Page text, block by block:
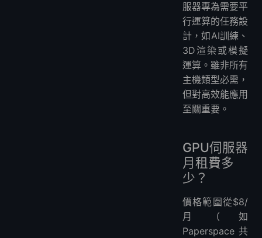
服器專為需要平
行運算的任務設
計，如AI訓練、
3D渲染或模擬
運算。雖非所有
主機類型必需，
但對高效能應用
至關重要。
GPU伺服器
月租費多
少？
價格範圍從$8/
月（如
Paperspace共